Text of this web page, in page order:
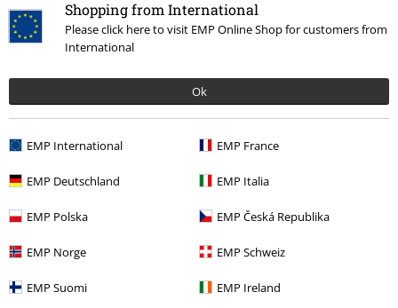
Shopping from International
Please click here to visit EMP Online Shop for customers from
International
Ok
EMP International EMP France
EMP Deutschland EMP Italia
EMP Polska EMP Česká Republika
EMP Norge EMP Schweiz
EMP Suomi EMP Ireland
Napsat hodnocení
Naposledy navštívené